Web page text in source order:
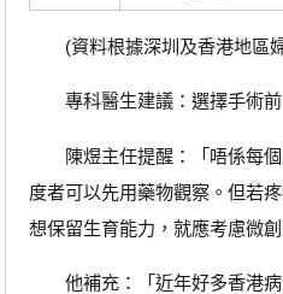
(資料根據深圳及香港地區婦
專科醫生建議：選擇手術前
陳煜主任提醒：「唔係每個
度者可以先用藥物觀察。但若
想保留生育能力，就應考慮微創
他補充：「近年好多香港病